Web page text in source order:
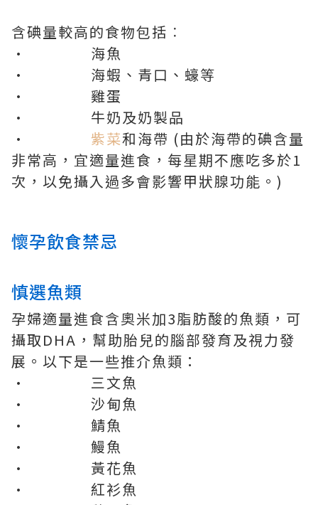
含碘量較高的食物包括︰
• 海魚
• 海蝦、青口、蠔等
• 雞蛋
• 牛奶及奶製品
• 紫菜和海帶 (由於海帶的碘含量
非常高，宜適量進食，每星期不應吃多於1
次，以免攝入過多會影響甲狀腺功能。)
懷孕飲食禁忌
慎選魚類
孕婦適量進食含奧米加3脂肪酸的魚類，可
攝取DHA，幫助胎兒的腦部發育及視力發
展。以下是一些推介魚類：
• 三文魚
• 沙甸魚
• 鯖魚
• 鰻魚
• 黃花魚
• 紅衫魚